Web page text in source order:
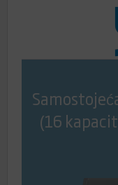
(16